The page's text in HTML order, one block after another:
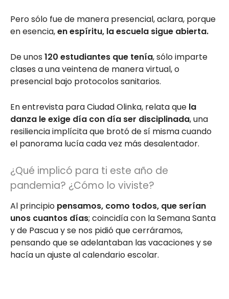
Pero sólo fue de manera presencial, aclara, porque
en esencia,en espíritu, la escuela sigue abierta.
De unos 120 estudiantes que tenía, sólo imparte
clases a una veintena de manera virtual, o
presencial bajo protocolos sanitarios.
En entrevista para Ciudad Olinka, relata que la
danza le exige día con día ser disciplinada, una
resiliencia implícita que brotó de sí misma cuando
el panorama lucía cada vez más desalentador.
¿Qué implicó para ti este año de
pandemia? ¿Cómo lo viviste?
Al principio pensamos, como todos, que serían
unos cuantos días; coincidía con la Semana Santa
y de Pascua y se nos pidió que cerráramos,
pensando que se adelantaban las vacaciones y se
hacía un ajuste al calendario escolar.